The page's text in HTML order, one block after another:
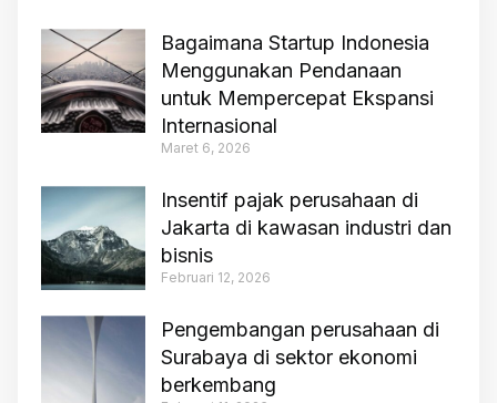
Bagaimana Startup Indonesia
Menggunakan Pendanaan
untuk Mempercepat Ekspansi
Internasional
Maret 6, 2026
Insentif pajak perusahaan di
Jakarta di kawasan industri dan
bisnis
Februari 12, 2026
Pengembangan perusahaan di
Surabaya di sektor ekonomi
berkembang